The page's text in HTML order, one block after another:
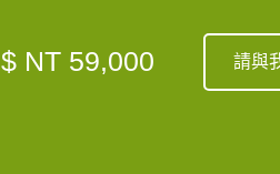
$ NT 59,000 請與